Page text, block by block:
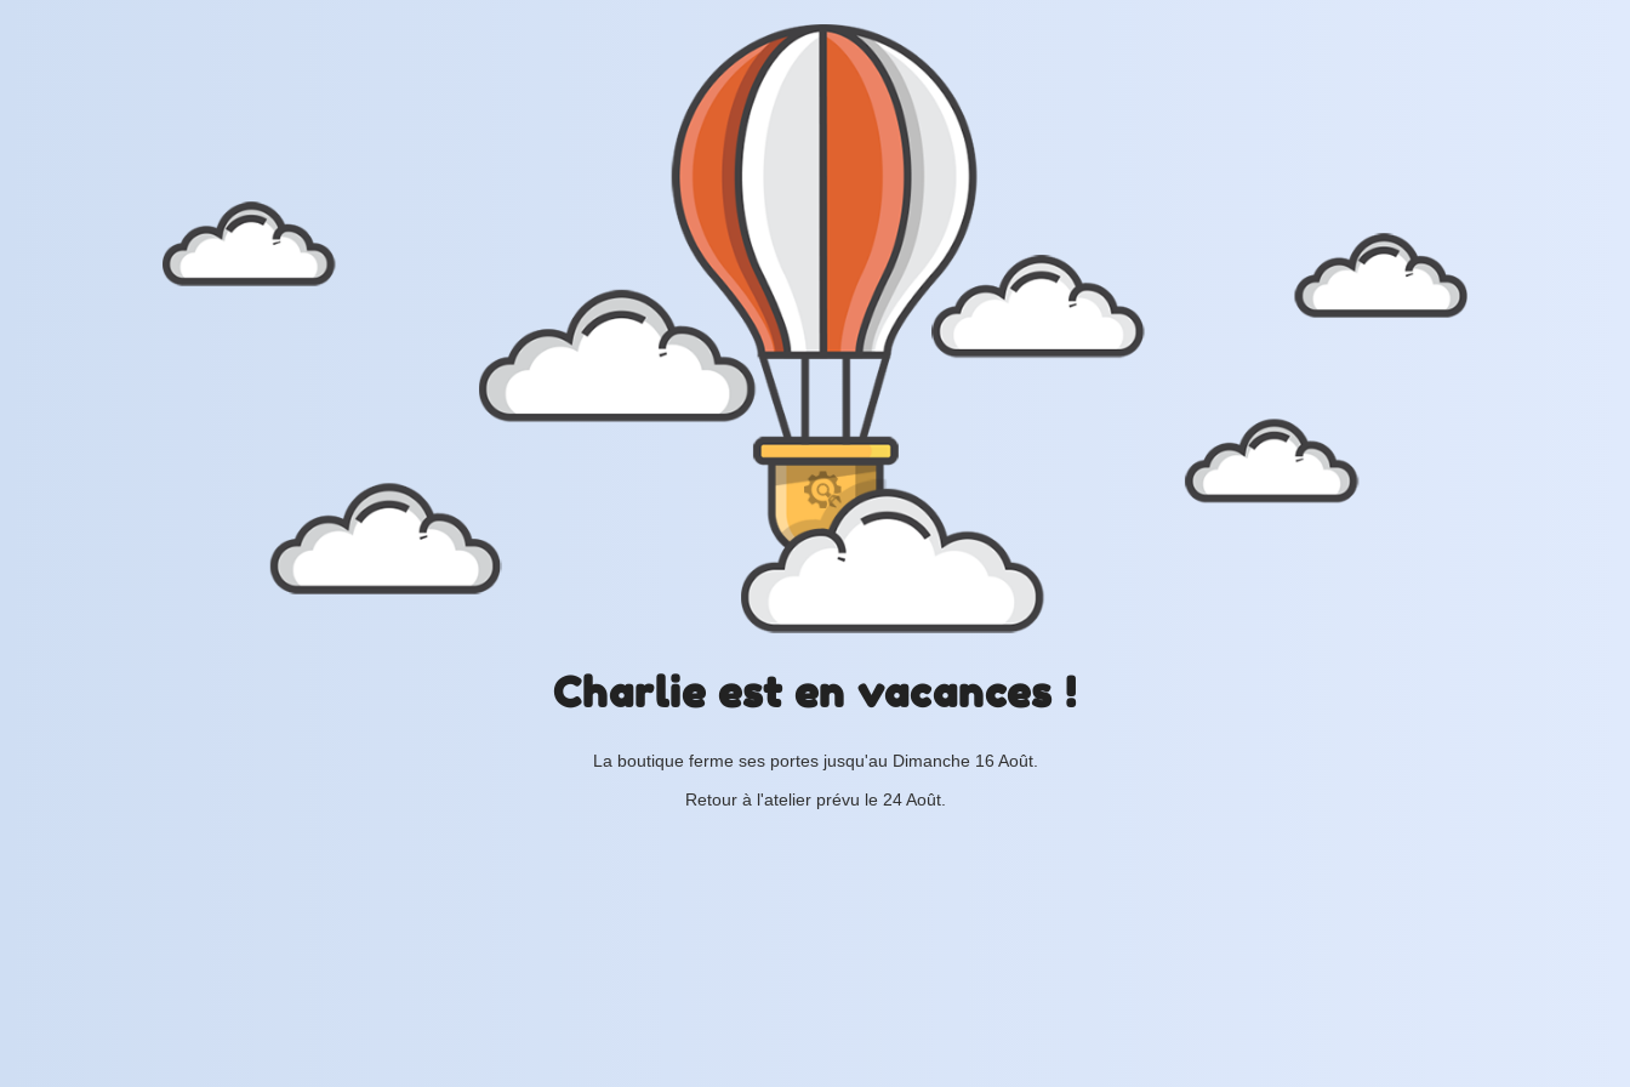
Charlie est en vacances !
La boutique ferme ses portes jusqu'au Dimanche 16 Août.
Retour à l'atelier prévu le 24 Août.